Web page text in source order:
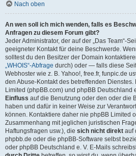
Nach oben
An wen soll ich mich wenden, falls es
Anfragen zu diesem Forum gibt?
Jeder Administrator, der auf der „Das Team“-
geeigneter Kontakt für deine Beschwerde.
solltest du den Besitzer der Domain
„WHOIS“-Abfrage durch) oder — falls diese
Webhoster wie z. B. Yahoo!, free.fr, funpic.de
den Abuse-Kontakt des betreffenden
Limited (phpBB.com) und phpBB Deutschland
Einfluss auf die Benutzung oder den oder die
haben und dafür in keiner Weise zur
können. Kontaktiere daher nie phpBB Limited
Zusammenhang mit jeglichen juristischen
Haftungsfragen usw.), die sich nicht direkt auf
phpbb.de oder die phpBB-Software selbst
oder phpBB Deutschland e. V. E-Mails